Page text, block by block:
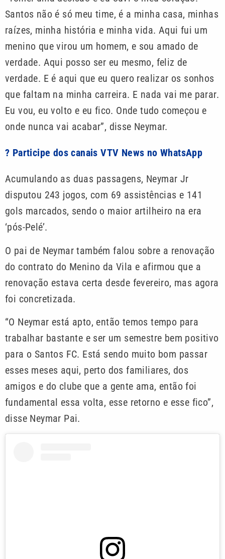
Santos não é só meu time, é a minha casa, minhas
raízes, minha história e minha vida. Aqui fui um
menino que virou um homem, e sou amado de
verdade. Aqui posso ser eu mesmo, feliz de
verdade. E é aqui que eu quero realizar os sonhos
que faltam na minha carreira. E nada vai me parar.
Eu vou, eu volto e eu fico. Onde tudo começou e
onde nunca vai acabar”, disse Neymar.
? Participe dos canais VTV News no WhatsApp
Acumulando as duas passagens, Neymar Jr
disputou 243 jogos, com 69 assistências e 141
gols marcados, sendo o maior artilheiro na era
‘pós-Pelé’.
O pai de Neymar também falou sobre a renovação
do contrato do Menino da Vila e afirmou que a
renovação estava certa desde fevereiro, mas agora
foi concretizada.
“O Neymar está apto, então temos tempo para
trabalhar bastante e ser um semestre bem positivo
para o Santos FC. Está sendo muito bom passar
esses meses aqui, perto dos familiares, dos
amigos e do clube que a gente ama, então foi
fundamental essa volta, esse retorno e esse fico”,
disse Neymar Pai.